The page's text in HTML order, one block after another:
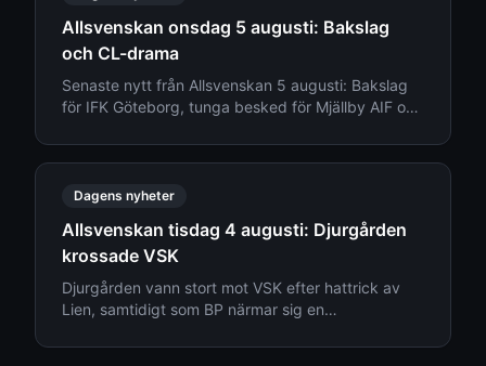
Allsvenskan onsdag 5 augusti: Bakslag
och CL-drama
Senaste nytt från Allsvenskan 5 augusti: Bakslag
för IFK Göteborg, tunga besked för Mjällby AIF och
Dagens nyheter
Allsvenskan tisdag 4 augusti: Djurgården
krossade VSK
Djurgården vann stort mot VSK efter hattrick av
Lien, samtidigt som BP närmar sig en
Allsvenskan den 4 augusti.